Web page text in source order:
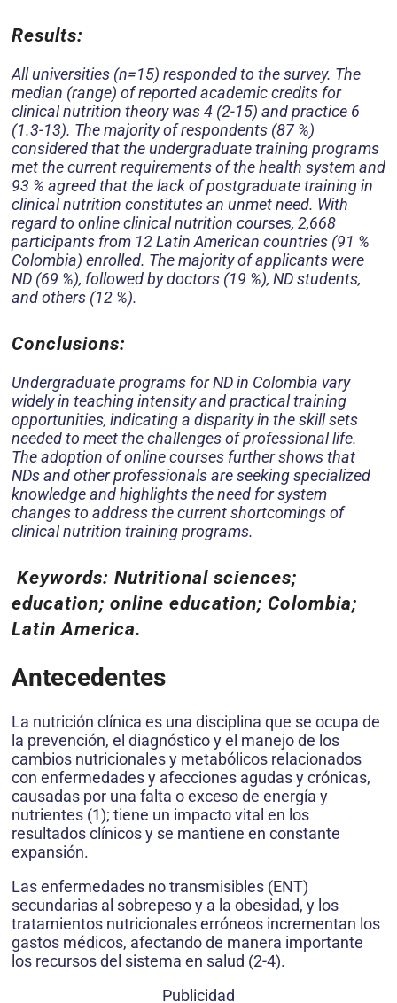
Results:
All universities (n=15) responded to the survey. The
median (range) of reported academic credits for
clinical nutrition theory was 4 (2-15) and practice 6
(1.3-13). The majority of respondents (87 %)
considered that the undergraduate training programs
met the current requirements of the health system and
93 % agreed that the lack of postgraduate training in
clinical nutrition constitutes an unmet need. With
regard to online clinical nutrition courses, 2,668
participants from 12 Latin American countries (91 %
Colombia) enrolled. The majority of applicants were
ND (69 %), followed by doctors (19 %), ND students,
and others (12 %).
Conclusions:
Undergraduate programs for ND in Colombia vary
widely in teaching intensity and practical training
opportunities, indicating a disparity in the skill sets
needed to meet the challenges of professional life.
The adoption of online courses further shows that
NDs and other professionals are seeking specialized
knowledge and highlights the need for system
changes to address the current shortcomings of
clinical nutrition training programs.
Keywords: Nutritional sciences;
education; online education; Colombia;
Latin America.
Antecedentes
La nutrición clínica es una disciplina que se ocupa de
la prevención, el diagnóstico y el manejo de los
cambios nutricionales y metabólicos relacionados
con enfermedades y afecciones agudas y crónicas,
causadas por una falta o exceso de energía y
nutrientes (1); tiene un impacto vital en los
resultados clínicos y se mantiene en constante
expansión.
Las enfermedades no transmisibles (ENT)
secundarias al sobrepeso y a la obesidad, y los
tratamientos nutricionales erróneos incrementan los
gastos médicos, afectando de manera importante
los recursos del sistema en salud (2-4).
Publicidad